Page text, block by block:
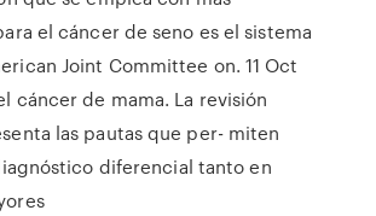
el cáncer de seno es el sistema
Joint Committee on. 11 Oct
cáncer de mama. La revisión
las pautas que per- miten
diferencial tanto en